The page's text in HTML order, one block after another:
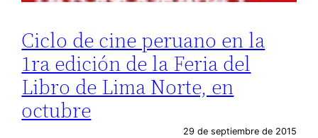
Ciclo de cine peruano en la
1ra edición de la Feria del
Libro de Lima Norte, en
octubre
29 de septiembre de 2015